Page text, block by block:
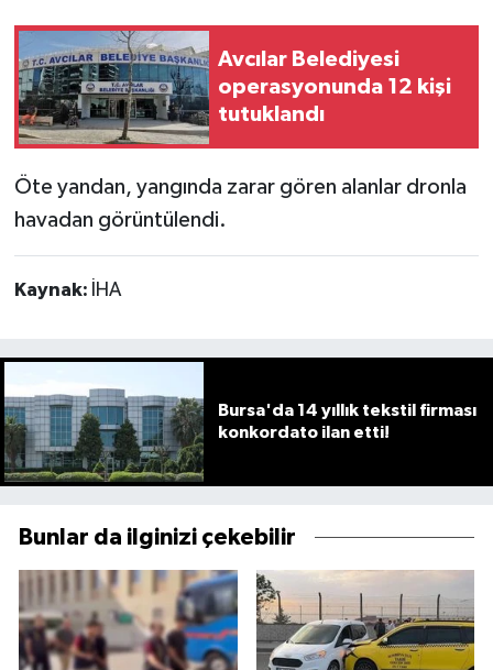
Avcılar Belediyesi
operasyonunda 12 kişi
tutuklandı
Öte yandan, yangında zarar gören alanlar dronla
havadan görüntülendi.
Kaynak: İHA
Bursa'da 14 yıllık tekstil firması
konkordato ilan etti!
Bunlar da ilginizi çekebilir